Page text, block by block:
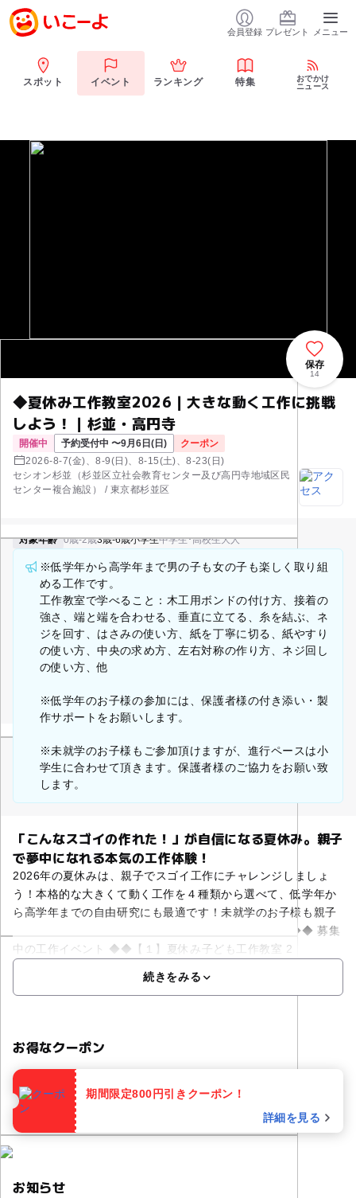
会員登録 プレゼント メニュー
スポット イベント ランキング 特集
おでかけ
ニュース
◆夏休み工作教室2026｜大きな動く工作に挑戦
しよう！｜杉並・高円寺
開催中 予約受付中 〜9月6日(日)
クーポン
2026-8-7(金)、8-9(日)、8-15(土)、8-23(日)
セシオン杉並（杉並区立社会教育センター及び高円寺地域区民
センター複合施設） / 東京都杉並区
保存
14
対象年齢 0歳-2歳3歳-6歳小学生中学生･高校生大人
※低学年から高学年まで男の子も女の子も楽しく取り組
める工作です。
工作教室で学べること：木工用ボンドの付け方、接着の
強さ、端と端を合わせる、垂直に立てる、糸を結ぶ、ネ
ジを回す、はさみの使い方、紙を丁寧に切る、紙やすり
の使い方、中央の求め方、左右対称の作り方、ネジ回し
の使い方、他
※低学年のお子様の参加には、保護者様の付き添い・製
作サポートをお願いします。
※未就学のお子様もご参加頂けますが、進行ペースは小
学生に合わせて頂きます。保護者様のご協力をお願い致
します。
「こんなスゴイの作れた！」が自信になる夏休み。親子
で夢中になれる本気の工作体験！
2026年の夏休みは、親子でスゴイ工作にチャレンジしましょ
う！本格的な大きくて動く工作を４種類から選べて、低学年か
ら高学年までの自由研究にも最適です！未就学のお子様も親子
さまで一緒にご参加頂ける工作ワークショップです。◆◆ 募集
中の工作イベント ◆◆【１】夏休み子ども工作教室 2
続きをみる
お得なクーポン
期間限定800円引きクーポン！
詳細を見る
お知らせ